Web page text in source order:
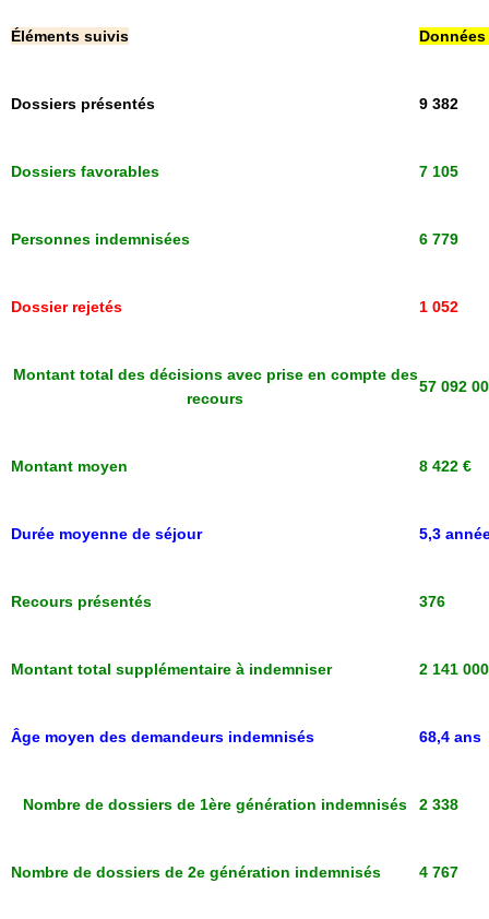
Éléments suivis
Dossiers présentés 9 382
Dossiers favorables 7 105
Personnes indemnisées 6 779
Dossier rejetés 1 052
Montant total des décisions avec prise en compte des
recours
57 092
Montant moyen 8 422 €
Durée moyenne de séjour 5,3
Recours présentés 376
Montant total supplémentaire à indemniser 2 141
Âge moyen des demandeurs indemnisés 68,4 ans
Nombre de dossiers de 1ère génération indemnisés 2 338
Nombre de dossiers de 2e génération indemnisés 4 767